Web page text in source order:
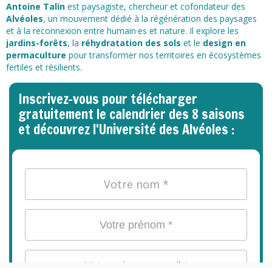
Antoine Talin est paysagiste, chercheur et cofondateur des
Alvéoles, un mouvement dédié à la régénération des paysages
et à la reconnexion entre humain·es et nature. Il explore les
jardins-forêts, la réhydratation des sols et le design en
permaculture pour transformer nos territoires en écosystèmes
fertiles et résilients.
Inscrivez-vous pour télécharger
gratuitement le calendrier des 8 saisons
et découvrez l'Université des Alvéoles :